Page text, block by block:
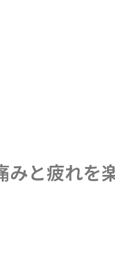
と疲れを